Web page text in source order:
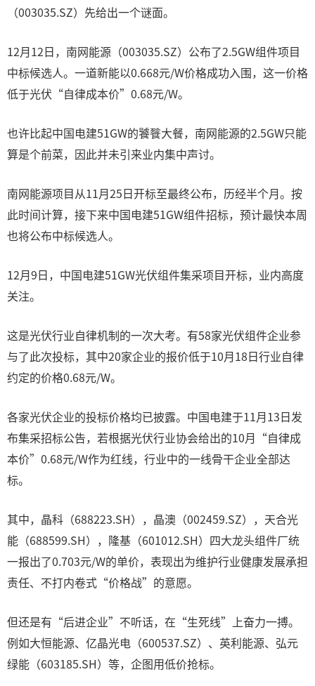
（003035.SZ）先给出一个谜面。
12月12日，南网能源（003035.SZ）公布了2.5GW组件项目
中标候选人。一道新能以0.668元/W价格成功入围，这一价格
低于光伏“自律成本价”0.68元/W。
也许比起中国电建51GW的饕餮大餐，南网能源的2.5GW只能
算是个前菜，因此并未引来业内集中声讨。
南网能源项目从11月25日开标至最终公布，历经半个月。按
此时间计算，接下来中国电建51GW组件招标，预计最快本周
也将公布中标候选人。
12月9日，中国电建51GW光伏组件集采项目开标，业内高度
关注。
这是光伏行业自律机制的一次大考。有58家光伏组件企业参
与了此次投标，其中20家企业的报价低于10月18日行业自律
约定的价格0.68元/W。
各家光伏企业的投标价格均已披露。中国电建于11月13日发
布集采招标公告，若根据光伏行业协会给出的10月“自律成
本价”0.68元/W作为红线，行业中的一线骨干企业全部达
标。
其中，晶科（688223.SH），晶澳（002459.SZ），天合光
能（688599.SH），隆基（601012.SH）四大龙头组件厂统
一报出了0.703元/W的单价，表现出为维护行业健康发展承担
责任、不打内卷式“价格战”的意愿。
但还是有“后进企业”不听话，在“生死线”上奋力一搏。
例如大恒能源、亿晶光电（600537.SZ）、英利能源、弘元
绿能（603185.SH）等，企图用低价抢标。